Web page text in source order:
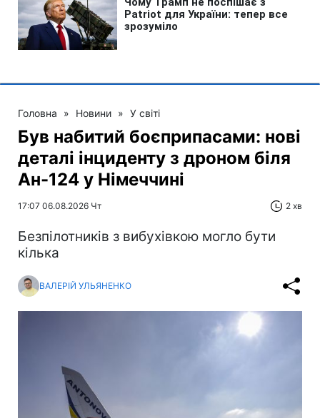
Головна » Новини » У світі
Був набитий боєприпасами: нові
деталі інциденту з дроном біля
Ан-124 у Німеччині
17:07 06.08.2026 Чт 2 хв
Безпілотників з вибухівкою могло бути
кілька
ВАЛЕРІЙ УЛЬЯНЕНКО